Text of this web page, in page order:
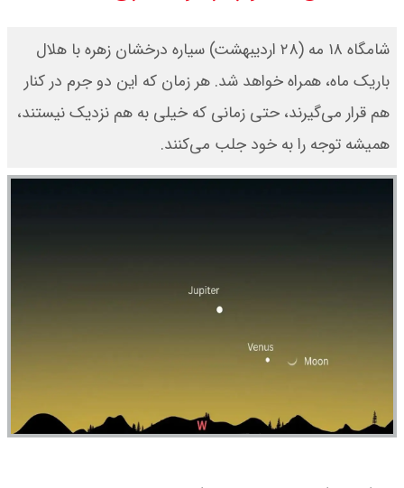
اجتماعی پرداخت نمی شود؟
جزئیات عرضه اولیه احیا در فرابورس
اعلام شد
شامگاه ۱۸ مه (۲۸ اردیبهشت) سیاره درخشان زهره با هلال
باریک ماه، همراه خواهد شد. هر زمان که این دو جرم در کنار
هم قرار می‌گیرند، حتی زمانی که خیلی به هم نزدیک نیستند،
همیشه توجه را به خود جلب می‌کنند.